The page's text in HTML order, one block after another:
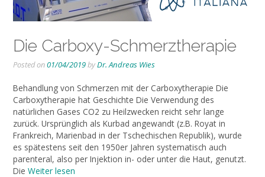
Die Carboxy-Schmerztherapie
Posted on01/04/2019byDr. Andreas Wies
Behandlung von Schmerzen mit der Carboxytherapie Die
Carboxytherapie hat Geschichte Die Verwendung des
natürlichen Gases CO2 zu Heilzwecken reicht sehr lange
zurück. Ursprünglich als Kurbad angewandt (z.B. Royat in
Frankreich, Marienbad in der Tschechischen Republik), wurde
es spätestens seit den 1950er Jahren systematisch auch
parenteral, also per Injektion in- oder unter die Haut, genutzt.
Die Weiter lesen